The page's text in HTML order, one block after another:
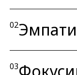
02
03